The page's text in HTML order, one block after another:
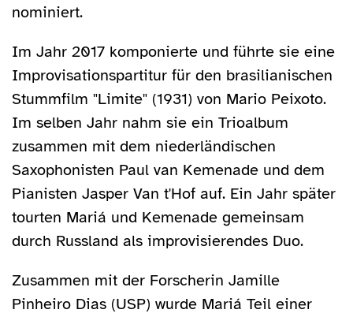
nominiert.
Im Jahr 2017 komponierte und führte sie eine
Improvisationspartitur für den brasilianischen
Stummfilm "Limite" (1931) von Mario Peixoto.
Im selben Jahr nahm sie ein Trioalbum
zusammen mit dem niederländischen
Saxophonisten Paul van Kemenade und dem
Pianisten Jasper Van t'Hof auf. Ein Jahr später
tourten Mariá und Kemenade gemeinsam
durch Russland als improvisierendes Duo.
Zusammen mit der Forscherin Jamille
Pinheiro Dias (USP) wurde Mariá Teil einer